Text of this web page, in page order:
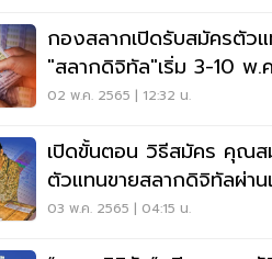
กองสลากเปิดรับสมัครตัว
"สลากดิจิทัล"เริ่ม 3-10 พ.
02 พ.ค. 2565 | 12:32 น.
เปิดขั้นตอน วิธีสมัคร คุณ
ตัวแทนขายสลากดิจิทัลผ่าน
ตัง
03 พ.ค. 2565 | 04:15 น.